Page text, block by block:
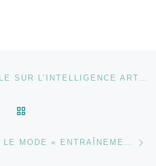
articles UNE CARTE MENTALE SUR L’INTELLIGENCE ARTIFICIELLE GÉNÉRATIVE DANS L’ENSEIGNEMENT